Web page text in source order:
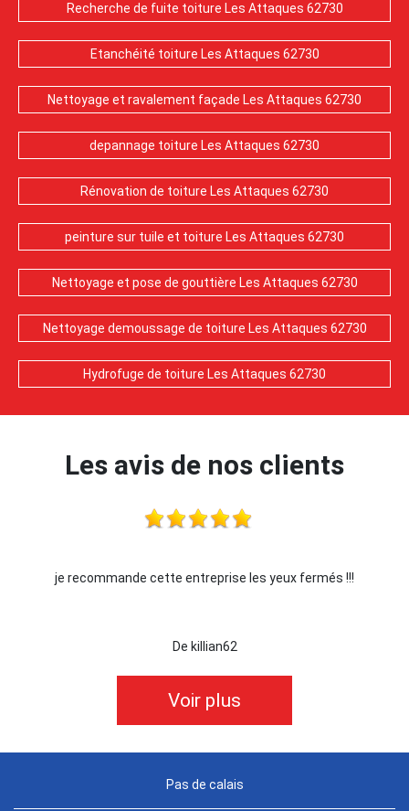
Recherche de fuite toiture Les Attaques 62730
Etanchéité toiture Les Attaques 62730
Nettoyage et ravalement façade Les Attaques 62730
depannage toiture Les Attaques 62730
Rénovation de toiture Les Attaques 62730
peinture sur tuile et toiture Les Attaques 62730
Nettoyage et pose de gouttière Les Attaques 62730
Nettoyage demoussage de toiture Les Attaques 62730
Hydrofuge de toiture Les Attaques 62730
Les avis de nos clients
je recommande cette entreprise les yeux fermés !!!
De killian62
Voir plus
Pas de calais